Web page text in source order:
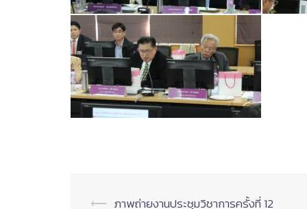
⟵ ภาพถ่ายงานประชุมวิชาการครั้งที่ 12